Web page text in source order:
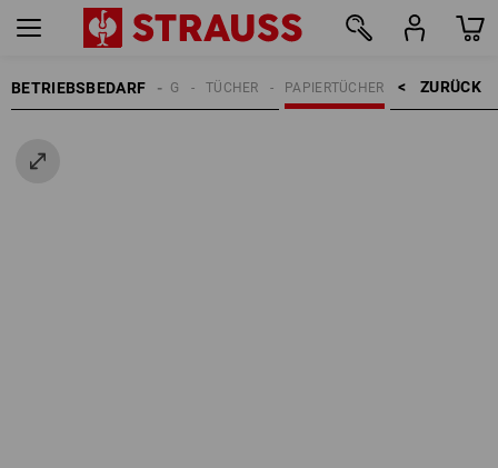
BETRIEBSBEDARF ZURÜCK    >
PAPIERTÜCHER
TÜCHER
REINIGUNG